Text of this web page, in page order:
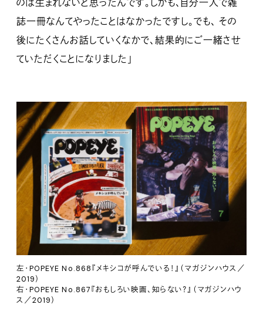
のは生まれないと思ったんです。しかも、自分一人で雑
誌一冊なんてやったことはなかったですし。でも、 その
後にたくさんお話していくなかで、結果的にご一緒させ
ていただくことになりました」
左・POPEYE No.868『メキシコが呼んでいる！』（マガジンハウス／
2019）
右・POPEYE No.867『おもしろい映画、知らない？』（マガジンハウ
ス／2019）